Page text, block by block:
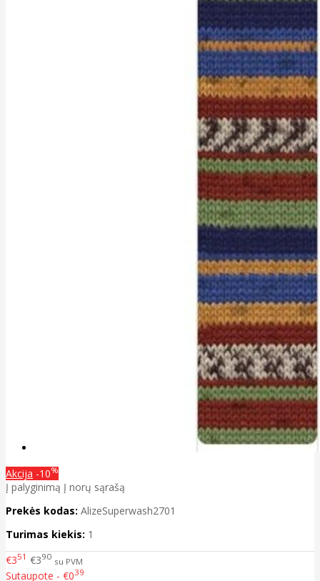
Akcija -10%
Į palyginimą Į norų sąrašą
Prekės kodas: AlizeSuperwash2701
Turimas kiekis: 1
€351 €390 su PVM
Sutaupote - €039